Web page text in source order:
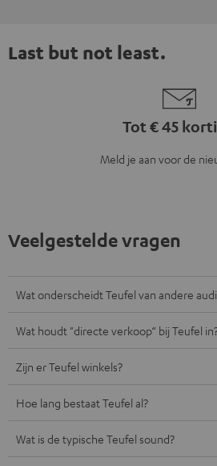
Last but not least.
Tot € 45
Meld je aan voor de
Veelgestelde vragen
Wat onderscheidt Teufel van andere
Wat houdt "directe verkoop“ bij Teufel
Zijn er Teufel winkels?
Hoe lang bestaat Teufel al?
Wat is de typische Teufel sound?